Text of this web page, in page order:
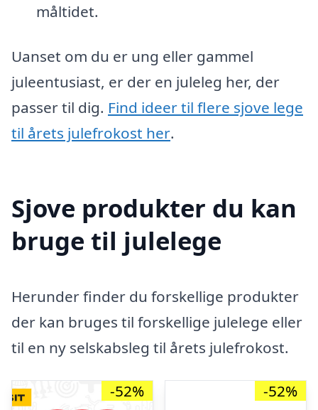
måltidet.
Uanset om du er ung eller gammel
juleentusiast, er der en juleleg her, der
passer til dig. Find ideer til flere sjove lege
til årets julefrokost her.
Sjove produkter du kan
bruge til julelege
Herunder finder du forskellige produkter
der kan bruges til forskellige julelege eller
til en ny selskabsleg til årets julefrokost.
-52% -52%